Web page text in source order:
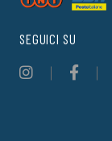
SEGUICI SU